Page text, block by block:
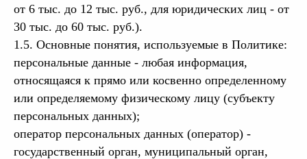
от 6 тыс. до 12 тыс. руб., для юридических лиц - от
30 тыс. до 60 тыс. руб.).
1.5. Основные понятия, используемые в Политике:
персональные данные - любая информация,
относящаяся к прямо или косвенно определенному
или определяемому физическому лицу (субъекту
персональных данных);
оператор персональных данных (оператор) -
государственный орган, муниципальный орган,